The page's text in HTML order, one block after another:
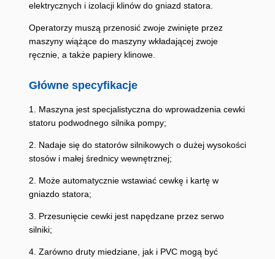
elektrycznych i izolacji klinów do gniazd statora.
Operatorzy muszą przenosić zwoje zwinięte przez
maszyny wiążące do maszyny wkładającej zwoje
ręcznie, a także papiery klinowe.
Główne specyfikacje
1. Maszyna jest specjalistyczna do wprowadzenia cewki
statoru podwodnego silnika pompy;
2. Nadaje się do statorów silnikowych o dużej wysokości
stosów i małej średnicy wewnętrznej;
2. Może automatycznie wstawiać cewkę i kartę w
gniazdo statora;
3. Przesunięcie cewki jest napędzane przez serwo
silniki;
4. Zarówno druty miedziane, jak i PVC mogą być